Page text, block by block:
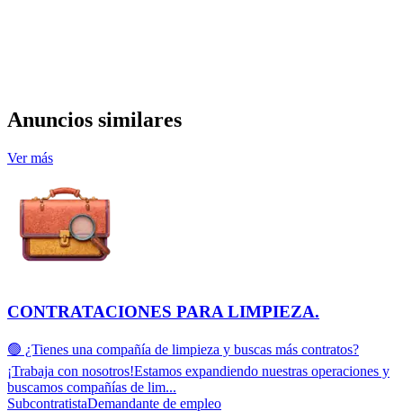
Anuncios similares
Ver más
CONTRATACIONES PARA LIMPIEZA.
🟢 ¿Tienes una compañía de limpieza y buscas más contratos?
¡Trabaja con nosotros!Estamos expandiendo nuestras operaciones y
buscamos compañías de lim...
SubcontratistaDemandante de empleo